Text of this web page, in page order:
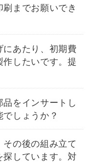
までお願いでき
あたり、初期費
したいです。提
をインサートし
しょうか？
の後の組み立て
探しています。対